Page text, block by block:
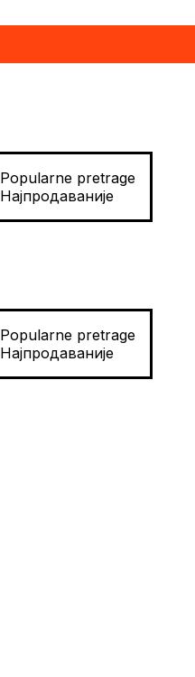
Popularne pretrage
Најпродаваније
Popularne pretrage
Најпродаваније